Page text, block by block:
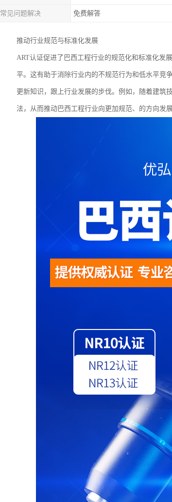
常见问题解决 免费解答
推动行业规范与标准化发展
ART认证促进了巴西工程行业的规范化和标准化发
平。这有助于消除行业内的不规范行为和低水平竞
更新知识，跟上行业发展的步伐。例如，随着建筑
法，从而推动巴西工程行业向更加规范、的方向发展